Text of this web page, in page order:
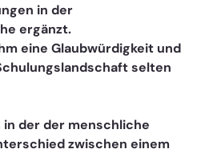
in der
ergänzt.
eine Glaubwürdigkeit und
selten
in der der menschliche
zwischen einem